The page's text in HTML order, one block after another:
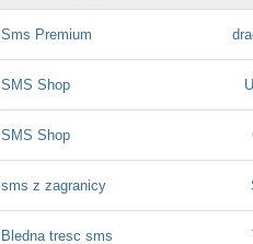
Sms Premium
SMS Shop
SMS Shop
sms z zagranicy
Bledna tresc sms